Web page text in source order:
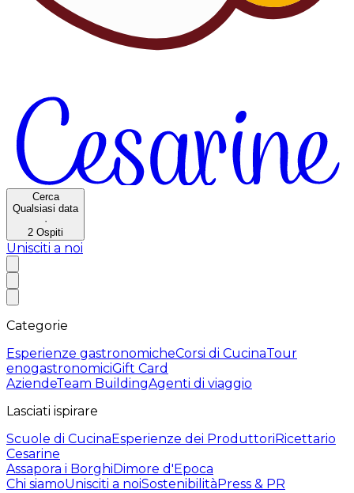
Cerca
Qualsiasi data
·
2 Ospiti
Unisciti a noi
Categorie
Esperienze gastronomicheCorsi di CucinaTour
enogastronomiciGift Card
AziendeTeam BuildingAgenti di viaggio
Lasciati ispirare
Scuole di CucinaEsperienze dei ProduttoriRicettario
Cesarine
Assapora i BorghiDimore d'Epoca
Chi siamoUnisciti a noiSostenibilitàPress & PR